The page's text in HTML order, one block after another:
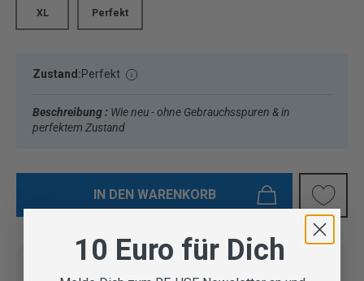
XL Perfekt
Zustand:Perfekt
Beschreibung : Wie neu - ohne Gebrauchsspuren & in
perfektem Zustand
IN DEN WARENKORB
10 Euro für Dich